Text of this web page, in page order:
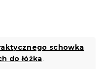
schowka
do łóżka.